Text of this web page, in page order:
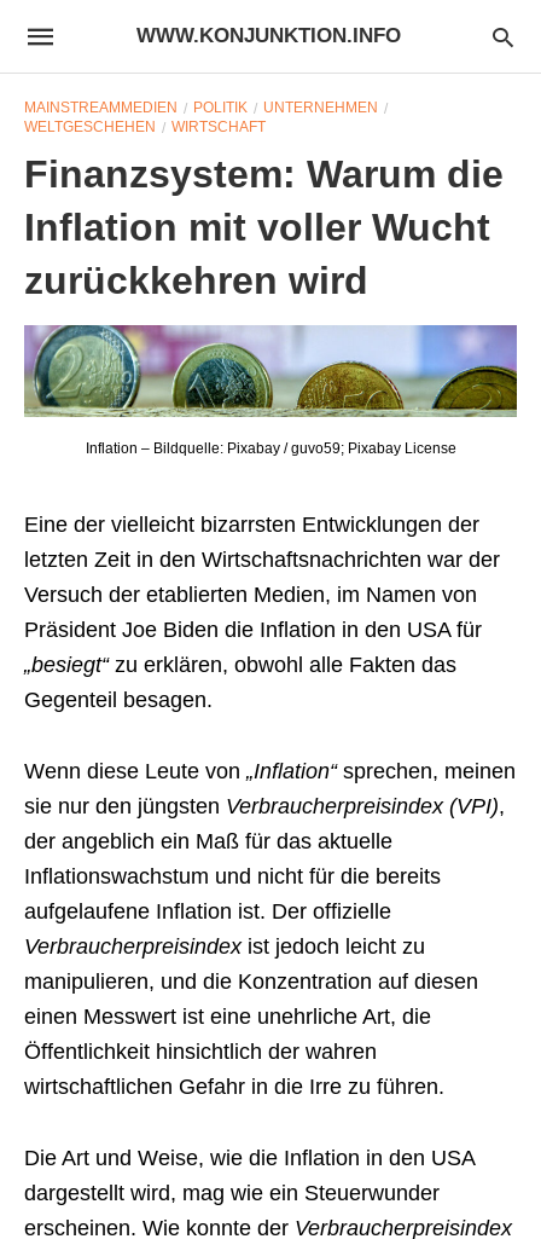
WWW.KONJUNKTION.INFO
MAINSTREAMMEDIEN POLITIK
UNTERNEHMEN
WELTGESCHEHEN
WIRTSCHAFT
Finanzsystem: Warum die
Inflation mit voller Wucht
zurückkehren wird
Inflation – Bildquelle: Pixabay / guvo59; Pixabay License
Eine der vielleicht bizarrsten Entwicklungen der
letzten Zeit in den Wirtschaftsnachrichten war der
Versuch der etablierten Medien, im Namen von
Präsident Joe Biden die Inflation in den USA für
„besiegt“zu erklären, obwohl alle Fakten das
Gegenteil besagen.
Wenn diese Leute von „Inflation“sprechen, meinen
sie nur den jüngsten Verbraucherpreisindex (VPI),
der angeblich ein Maß für das aktuelle
Inflationswachstum und nicht für die bereits
aufgelaufene Inflation ist. Der offizielle
Verbraucherpreisindexist jedoch leicht zu
manipulieren, und die Konzentration auf diesen
einen Messwert ist eine unehrliche Art, die
Öffentlichkeit hinsichtlich der wahren
wirtschaftlichen Gefahr in die Irre zu führen.
Die Art und Weise, wie die Inflation in den USA
dargestellt wird, mag wie ein Steuerwunder
erscheinen. Wie konnte der Verbraucherpreisindex